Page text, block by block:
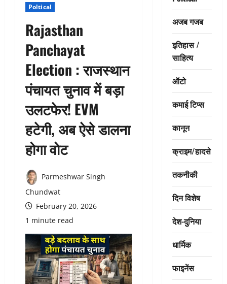
Poltical
Rajasthan
Panchayat
Election : राजस्थान
पंचायत चुनाव में बड़ा
उलटफेर! EVM
हटेगी, अब ऐसे डालना
होगा वोट
Parmeshwar Singh
Chundwat
February 20, 2026
1 minute read
अजब गजब
इतिहास /
साहित्य
ऑटो
कमाई टिप्स
कानून
क्राइम/हादसे
तकनीकी
दिन विशेष
देश-दुनिया
धार्मिक
फाइनेंस